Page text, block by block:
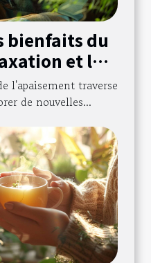
bienfaits du
et le
la douleur
l'apaisement traverse
de nouvelles...